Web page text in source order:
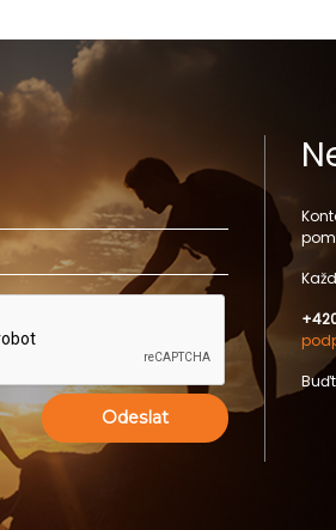
Odeslat